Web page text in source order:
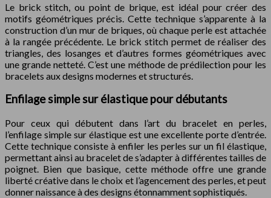
Le brick stitch, ou point de brique, est idéal pour créer des
motifs géométriques précis. Cette technique s’apparente à la
construction d’un mur de briques, où chaque perle est attachée
à la rangée précédente. Le brick stitch permet de réaliser des
triangles, des losanges et d’autres formes géométriques avec
une grande netteté. C’est une méthode de prédilection pour les
bracelets aux designs modernes et structurés.
Enfilage simple sur élastique pour débutants
Pour ceux qui débutent dans l’art du bracelet en perles,
l’enfilage simple sur élastique est une excellente porte d’entrée.
Cette technique consiste à enfiler les perles sur un fil élastique,
permettant ainsi au bracelet de s’adapter à différentes tailles de
poignet. Bien que basique, cette méthode offre une grande
liberté créative dans le choix et l’agencement des perles, et peut
donner naissance à des designs étonnamment sophistiqués.